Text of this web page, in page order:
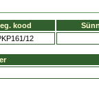
kood
12